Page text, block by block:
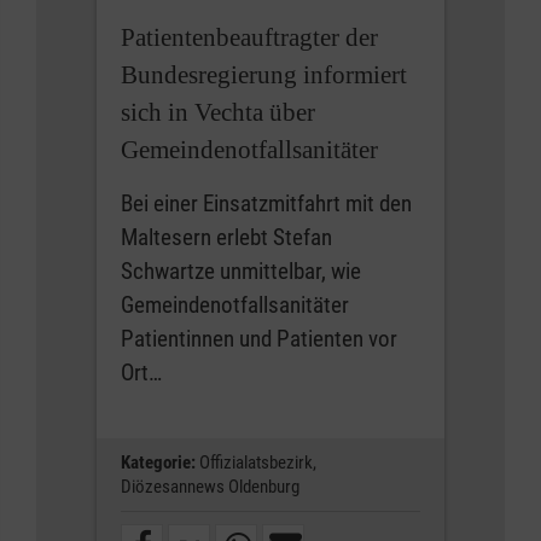
Patientenbeauftragter der
Bundesregierung informiert
sich in Vechta über
Gemeindenotfallsanitäter
Bei einer Einsatzmitfahrt mit den
Maltesern erlebt Stefan
Schwartze unmittelbar, wie
Gemeindenotfallsanitäter
Patientinnen und Patienten vor
Ort…
Kategorie: Offizialatsbezirk,
Diözesannews Oldenburg